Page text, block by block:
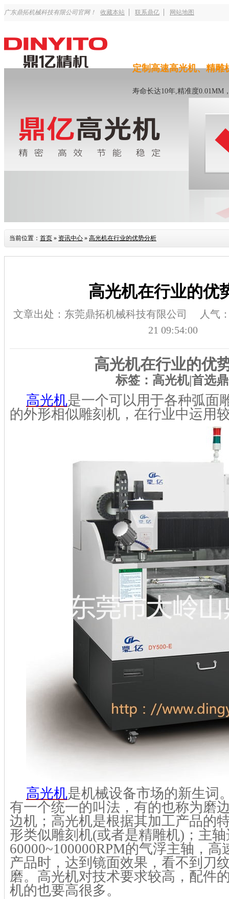
广东鼎拓机械科技有限公司官网！ 收藏本站 联系鼎亿 网站地图
定制高速高光机、精雕
寿命长达10年,精准度0.01MM
当前位置： 首页 » 资讯中心 » 高光机在行业的优势分析
高光机在行业的优
文章出处：东莞鼎拓机械科技有限公司
人气
21 09:54:00
高光机在行业的优
标签：高光机|首选
高光机是一个可以用于各种弧面
的外形相似雕刻机，在行业中运用
高光机是机械设备市场的新生词
有一个统一的叫法，有的也称为磨
边机；高光机是根据其加工产品的
形类似雕刻机(或者是精雕机)；主
60000~100000RPM的气浮主轴，
产品时，达到镜面效果，看不到刀
磨。高光机对技术要求较高，配件
机的也要高很多。